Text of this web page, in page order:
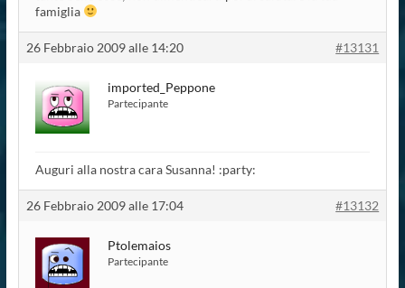
famiglia
26 Febbraio 2009 alle 14:20 #13131
imported_Peppone
Partecipante
Auguri alla nostra cara Susanna! :party:
26 Febbraio 2009 alle 17:04 #13132
Ptolemaios
Partecipante